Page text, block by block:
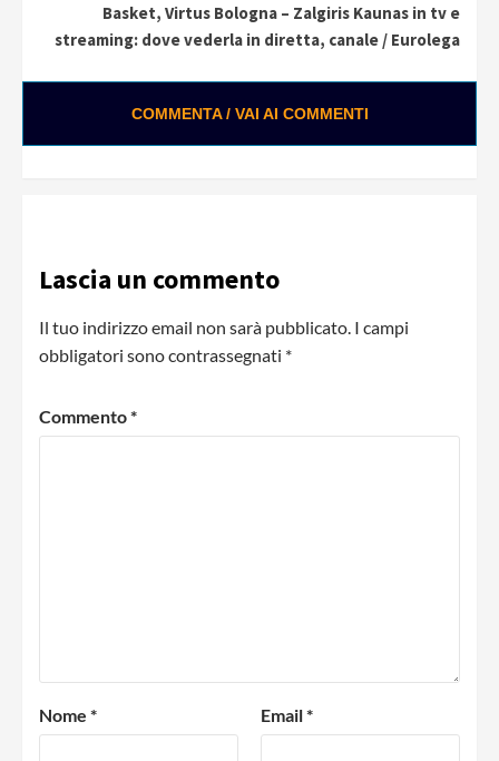
Basket, Virtus Bologna – Zalgiris Kaunas in tv e
streaming: dove vederla in diretta, canale / Eurolega
COMMENTA / VAI AI COMMENTI
Lascia un commento
Il tuo indirizzo email non sarà pubblicato. I campi
obbligatori sono contrassegnati *
Commento*
Nome * Email*